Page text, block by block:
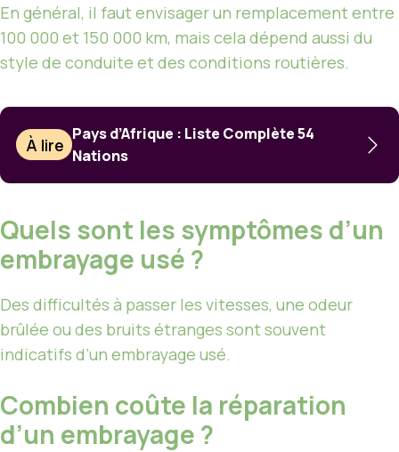
En général, il faut envisager un remplacement entre
100 000 et 150 000 km, mais cela dépend aussi du
style de conduite et des conditions routières.
À lire
Pays d’Afrique : Liste Complète 54
Nations
Quels sont les symptômes d’un
embrayage usé ?
Des difficultés à passer les vitesses, une odeur
brûlée ou des bruits étranges sont souvent
indicatifs d’un embrayage usé.
Combien coûte la réparation
d’un embrayage ?